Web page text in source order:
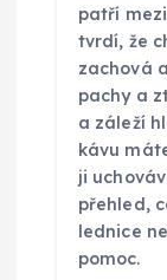
patří
tvrdí, že
zachová
pachy a
a záleží
kávu
ji
přehled,
lednice
pomoc.